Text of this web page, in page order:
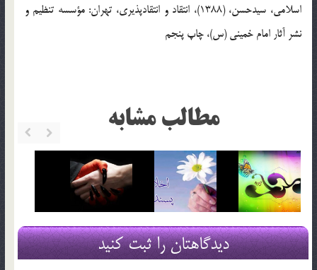
اسلامی، سیدحسن، (1388)، انتقاد و انتقادپذیری، تهران: مؤسسه تنظیم و
نشر آثار امام خمینی (س)، چاپ پنجم
مطالب مشابه
دیدگاهتان را ثبت کنید